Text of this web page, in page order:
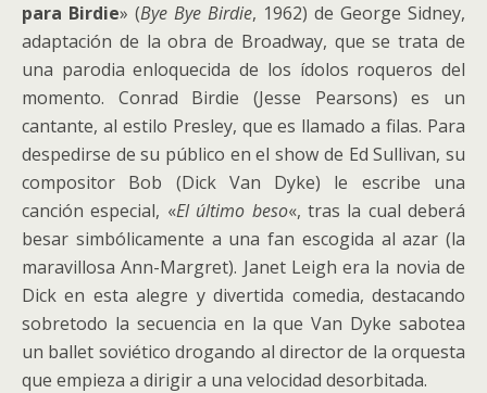
para Birdie» (Bye Bye Birdie, 1962) de George Sidney,
adaptación de la obra de Broadway, que se trata de
una parodia enloquecida de los ídolos roqueros del
momento. Conrad Birdie (Jesse Pearsons) es un
cantante, al estilo Presley, que es llamado a filas. Para
despedirse de su público en el show de Ed Sullivan, su
compositor Bob (Dick Van Dyke) le escribe una
canción especial, «El último beso«, tras la cual deberá
besar simbólicamente a una fan escogida al azar (la
maravillosa Ann-Margret). Janet Leigh era la novia de
Dick en esta alegre y divertida comedia, destacando
sobretodo la secuencia en la que Van Dyke sabotea
un ballet soviético drogando al director de la orquesta
que empieza a dirigir a una velocidad desorbitada.